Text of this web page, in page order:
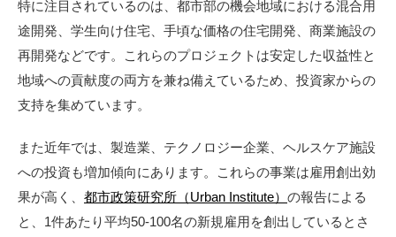
特に注目されているのは、都市部の機会地域における混合用
途開発、学生向け住宅、手頃な価格の住宅開発、商業施設の
再開発などです。これらのプロジェクトは安定した収益性と
地域への貢献度の両方を兼ね備えているため、投資家からの
支持を集めています。
また近年では、製造業、テクノロジー企業、ヘルスケア施設
への投資も増加傾向にあります。これらの事業は雇用創出効
果が高く、 都市政策研究所（Urban Institute） の報告による
と、1件あたり平均50-100名の新規雇用を創出しているとさ